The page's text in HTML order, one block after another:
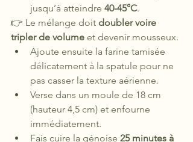
jusqu’à atteindre 40-45°C.
👉 Le mélange doit doubler voire
tripler de volume et devenir mousseux.
Ajoute ensuite la farine tamisée
délicatement à la spatule pour ne
pas casser la texture aérienne.
Verse dans un moule de 18 cm
(hauteur 4,5 cm) et enfourne
immédiatement.
Fais cuire la génoise 25 minutes à